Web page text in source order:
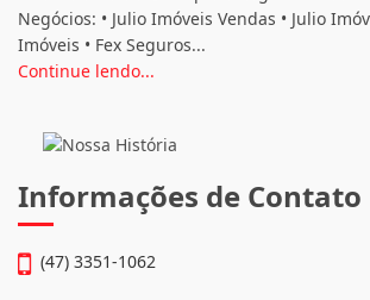
Negócios: • Julio Imóveis Vendas • Julio
Imóveis • Fex Seguros...
Continue lendo...
Informações de Contato
(47) 3351-1062